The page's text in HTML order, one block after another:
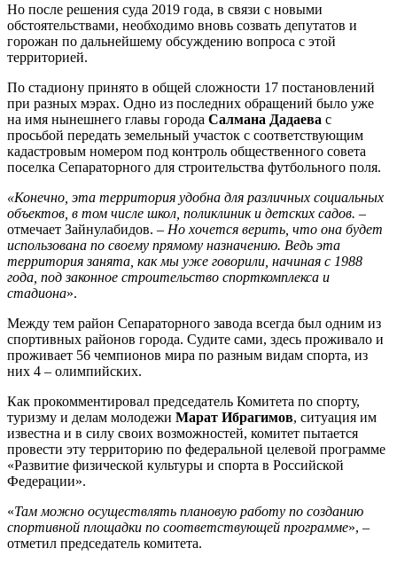
Но после решения суда 2019 года, в связи с новыми
обстоятельствами, необходимо вновь созвать депутатов и
горожан по дальнейшему обсуждению вопроса с этой
территорией.
По стадиону принято в общей сложности 17 постановлений
при разных мэрах. Одно из последних обращений было уже
на имя нынешнего главы города Салмана Дадаева с
просьбой передать земельный участок с соответствующим
кадастровым номером под контроль общественного совета
поселка Сепараторного для строительства футбольного поля.
«Конечно, эта территория удобна для различных социальных
объектов, в том числе школ, поликлиник и детских садов. –
отмечает Зайнулабидов. – Но хочется верить, что она будет
использована по своему прямому назначению. Ведь эта
территория занята, как мы уже говорили, начиная с 1988
года, под законное строительство спорткомплекса и
стадиона».
Между тем район Сепараторного завода всегда был одним из
спортивных районов города. Судите сами, здесь проживало и
проживает 56 чемпионов мира по разным видам спорта, из
них 4 – олимпийских.
Как прокомментировал председатель Комитета по спорту,
туризму и делам молодежи Марат Ибрагимов, ситуация им
известна и в силу своих возможностей, комитет пытается
провести эту территорию по федеральной целевой программе
«Развитие физической культуры и спорта в Российской
Федерации».
«Там можно осуществлять плановую работу по созданию
спортивной площадки по соответствующей программе», –
отметил председатель комитета.